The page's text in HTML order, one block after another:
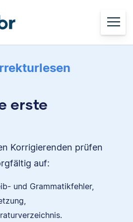
erste
Korrigierenden prüfen
auf:
und Grammatikfehler,